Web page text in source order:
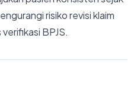
risiko revisi klaim
BPJS.